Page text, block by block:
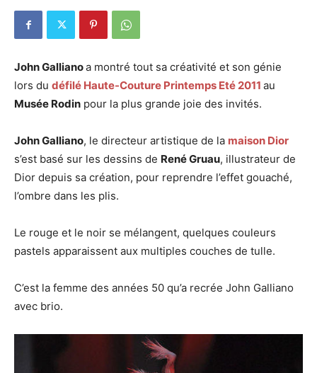
John Gallianoa montré tout sa créativité et son génie
lors du défilé Haute-Couture Printemps Eté 2011 au
Musée Rodin pour la plus grande joie des invités.
John Galliano, le directeur artistique de la maison Dior
s’est basé sur les dessins de René Gruau, illustrateur de
Dior depuis sa création, pour reprendre l’effet gouaché,
l’ombre dans les plis.
Le rouge et le noir se mélangent, quelques couleurs
pastels apparaissent aux multiples couches de tulle.
C’est la femme des années 50 qu’a recrée John Galliano
avec brio.